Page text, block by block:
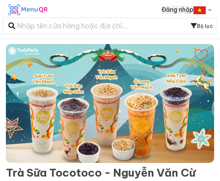
Đăng nhập
Bộ lọc
Trà Sữa Tocotoco - Nguyễn Văn Cừ